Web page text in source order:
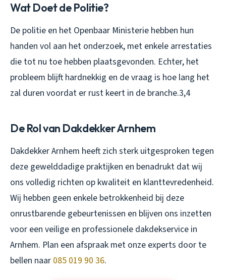
Wat Doet de Politie?
De politie en het Openbaar Ministerie hebben hun
handen vol aan het onderzoek, met enkele arrestaties
die tot nu toe hebben plaatsgevonden. Echter, het
probleem blijft hardnekkig en de vraag is hoe lang het
zal duren voordat er rust keert in de branche.3,4
De Rol van Dakdekker Arnhem
Dakdekker Arnhem heeft zich sterk uitgesproken tegen
deze gewelddadige praktijken en benadrukt dat wij
ons volledig richten op kwaliteit en klanttevredenheid.
Wij hebben geen enkele betrokkenheid bij deze
onrustbarende gebeurtenissen en blijven ons inzetten
voor een veilige en professionele dakdekservice in
Arnhem. Plan een afspraak met onze experts door te
bellen naar 085 019 90 36.